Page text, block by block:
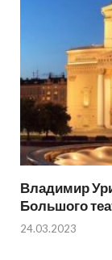
Владимир
Большого
24.03.2023